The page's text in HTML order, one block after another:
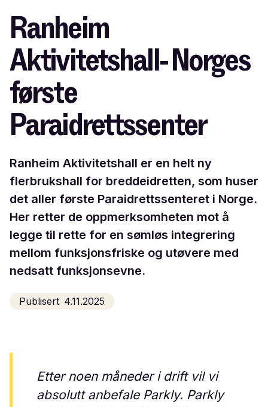
Ranheim
Aktivitetshall- Norges
første
Paraidrettssenter
Ranheim Aktivitetshall er en helt ny
flerbrukshall for breddeidretten, som huser
det aller første Paraidrettssenteret i Norge.
Her retter de oppmerksomheten mot å
legge til rette for en sømløs integrering
mellom funksjonsfriske og utøvere med
nedsatt funksjonsevne.
Publisert 4.11.2025
Etter noen måneder i drift vil vi
absolutt anbefale Parkly. Parkly